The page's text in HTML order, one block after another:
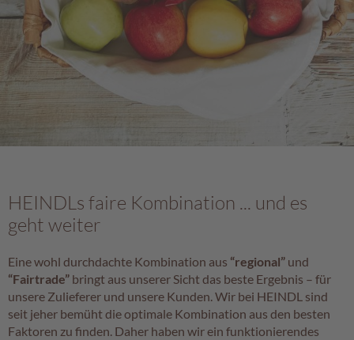
HEINDLs faire Kombination ... und es
geht weiter
Eine wohl durchdachte Kombination aus “regional” und
“Fairtrade” bringt aus unserer Sicht das beste Ergebnis – für
unsere Zulieferer und unsere Kunden. Wir bei HEINDL sind
seit jeher bemüht die optimale Kombination aus den besten
Faktoren zu finden. Daher haben wir ein funktionierendes